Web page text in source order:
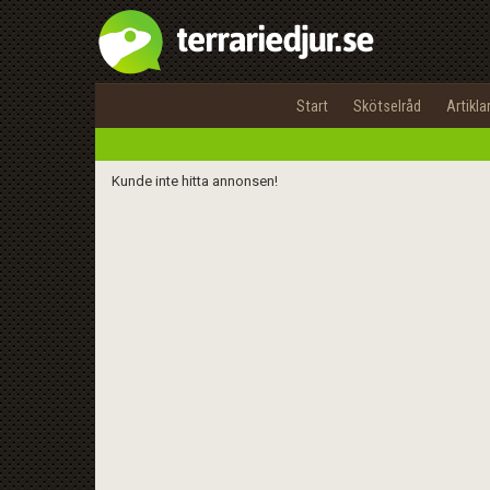
Start Skötselråd Artiklar
Kunde inte hitta annonsen!